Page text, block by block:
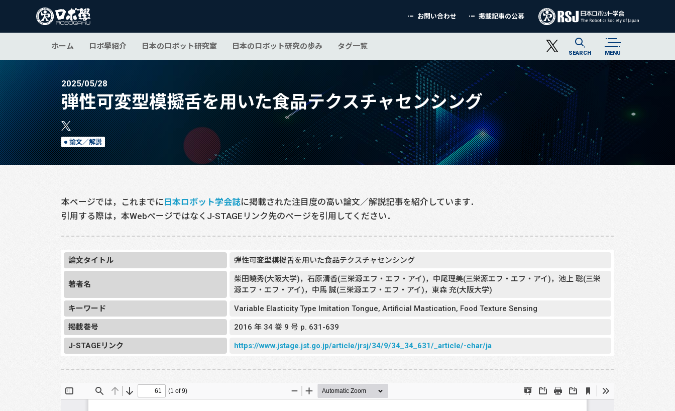
お問い合わせ 掲載記事の公募
ホーム ロボ學紹介 日本のロボット研究室 日本のロボット研究の歩み タグ一覧
SEARCH MENU
2025/05/28
弾性可変型模擬舌を用いた食品テクスチャセンシング
論文／解説
本ページでは，これまでに 日本ロボット学会誌に掲載された注目度の高い論文／解説記事を紹介しています．
引用する際は，本WebページではなくJ-STAGEリンク先のページを引用してください．
論文タイトル 弾性可変型模擬舌を用いた食品テクスチャセンシング
著者名
柴田曉秀(大阪大学)，石原清香(三栄源エフ・エフ・アイ)，中尾理美(三栄源エフ・エフ・アイ)，池上 聡(三栄
源エフ・エフ・アイ)，中馬 誠(三栄源エフ・エフ・アイ)，東森 充(大阪大学)
キーワード Variable Elasticity Type Imitation Tongue, Artificial Mastication, Food Texture Sensing
掲載巻号 2016 年 34 巻 9 号 p. 631-639
J-STAGEリンク https://www.jstage.jst.go.jp/article/jrsj/34/9/34_34_631/_article/-char/ja